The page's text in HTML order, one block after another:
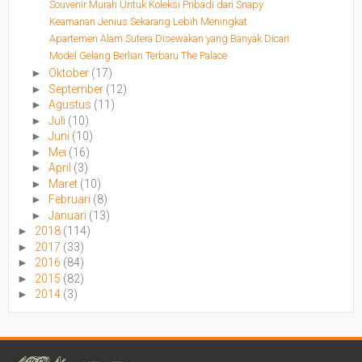
Souvenir Murah Untuk Koleksi Pribadi dari Snapy
Keamanan Jenius Sekarang Lebih Meningkat
Apartemen Alam Sutera Disewakan yang Banyak Dicari
Model Gelang Berlian Terbaru The Palace
► Oktober (17)
► September (12)
► Agustus (11)
► Juli (10)
► Juni (10)
► Mei (16)
► April (3)
► Maret (10)
► Februari (8)
► Januari (13)
► 2018 (114)
► 2017 (33)
► 2016 (84)
► 2015 (82)
► 2014 (3)